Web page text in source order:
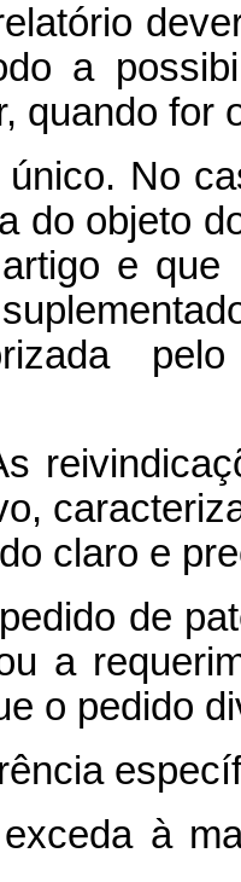
a
quando for
único. No
do objeto
e
claro e
de
a
o pedido
à